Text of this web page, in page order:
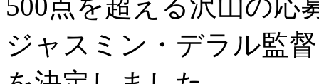
500点を超える沢山の応
ジャスミン・デラル監